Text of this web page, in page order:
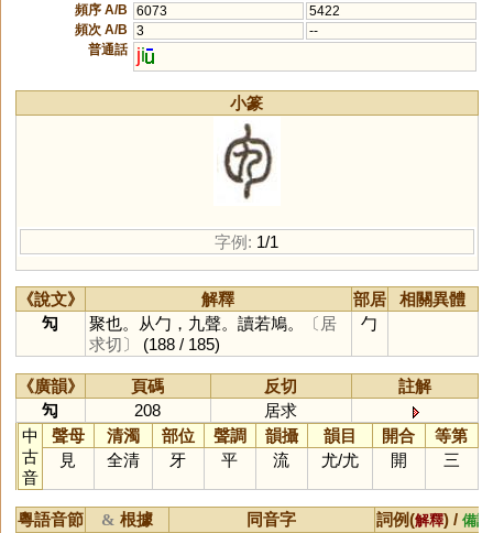
頻序 A/B
6073
5422
頻次 A/B
3
--
普通話
ji
小篆
字例: 1/1
《說文》 解釋 部居
相關異體
勼
聚也。从勹，九聲。讀若鳩。
〔居
求切〕
(188 / 185)
勹
《廣韻》 頁碼 反切
註解
勼
208
居求
中
古
音
聲母 清濁 部位 聲調 韻攝 韻目 開合
等第
見
全清 牙 平 流 尤/尤 開 三
粵語音節 & 根據 同音字 詞例(解釋) / 備註